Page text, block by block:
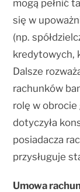
mogą pełnić
się w
(np.
kredytowych,
Dalsze
rachunków
rolę w obrocie
dotyczyła
posiadacza
przysługuje
Umowa